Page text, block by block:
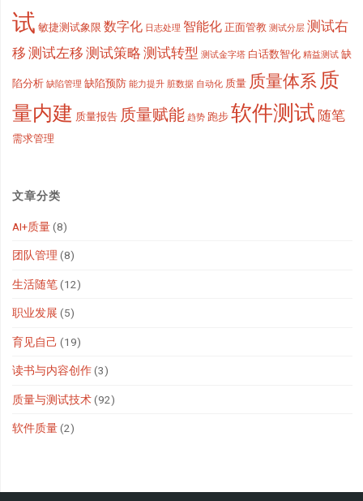
试 敏捷测试象限 数字化 日志处理 智能化 正面管教 测试分层 测试右
移 测试左移 测试策略 测试转型 测试金字塔 白话数智化 精益测试 缺
陷分析 缺陷管理 缺陷预防 能力提升 脏数据 自动化 质量 质量体系 质
量内建 质量报告 质量赋能 趋势 跑步 软件测试 随笔
需求管理
文章分类
AI+质量(8)
团队管理 (8)
生活随笔(12)
职业发展 (5)
育见自己 (19)
读书与内容创作(3)
质量与测试技术(92)
软件质量(2)